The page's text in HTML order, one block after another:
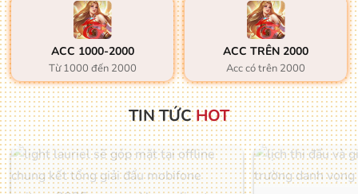
ACC 1000-2000
Từ 1000 đến 2000
ACC TRÊN 2000
Acc có trên 2000
TIN TỨCHOT